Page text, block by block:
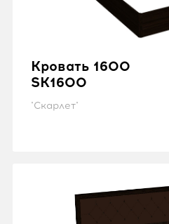
Кровать 1600
SK1600
"Скарлет"